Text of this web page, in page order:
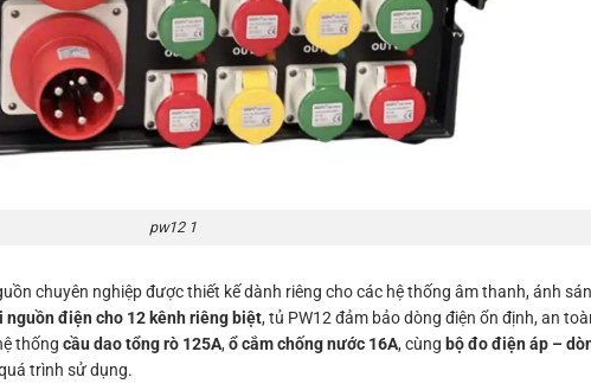
pw12 1
chuyên nghiệp được thiết kế dành riêng cho các hệ thống âm thanh, ánh
nguồn điện cho 12 kênh riêng biệt, tủ PW12 đảm bảo dòng điện ổn định, an
thống cầu dao tổng rò 125A, ổ cắm chống nước 16A, cùng bộ đo điện áp –
trình sử dụng.